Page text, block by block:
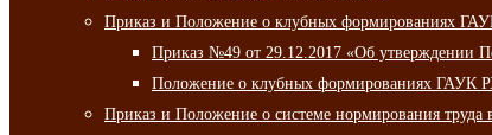
Приказ и Положение о клубных формированиях
Приказ №49 от 29.12.2017 «Об утверждении
Положение о клубных формированиях
Приказ и Положение о системе нормирования